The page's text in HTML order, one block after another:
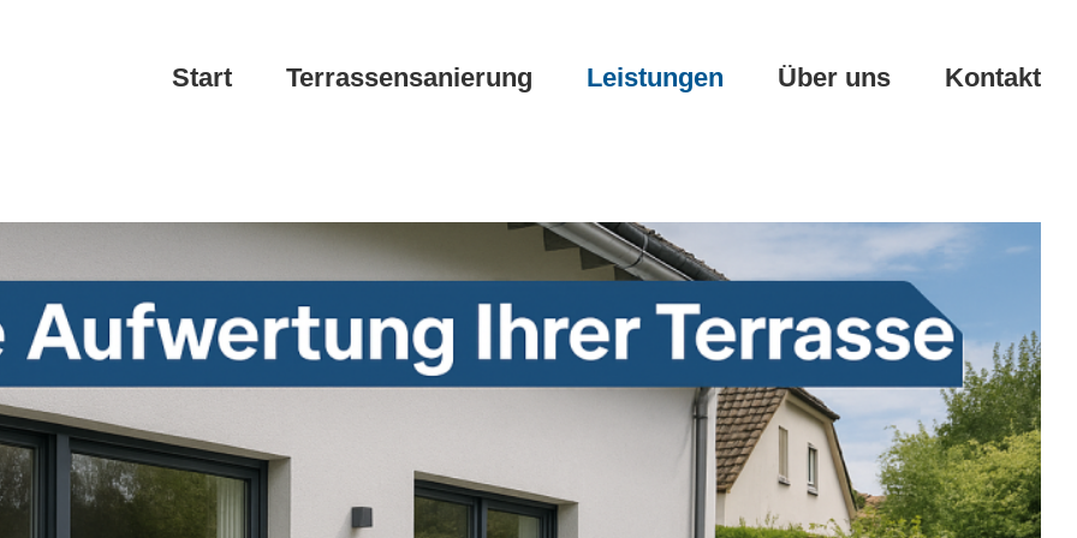
Start Terrassensanierung Leistungen Über uns Kontakt